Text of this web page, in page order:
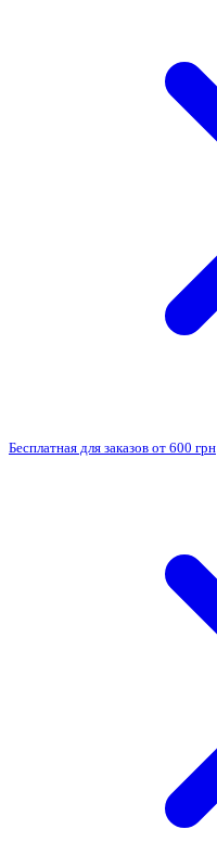
Бесплатная для заказов от 600 грн